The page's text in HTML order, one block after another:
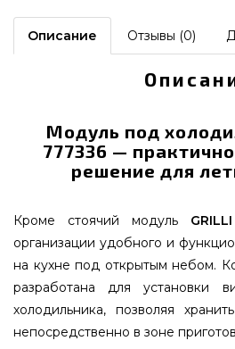
Описание Отзывы (0)
Модуль под
777336 —
решение для
Кроме стоячий модуль
организации удобного и
на кухне под открытым небом.
разработана для установки
холодильника, позволяя
непосредственно в зоне